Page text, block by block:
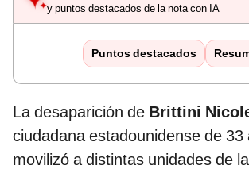
y puntos destacados de la nota con IA
Puntos destacados
La desaparición de Brittini
ciudadana estadounidense de 33
movilizó a distintas unidades de la